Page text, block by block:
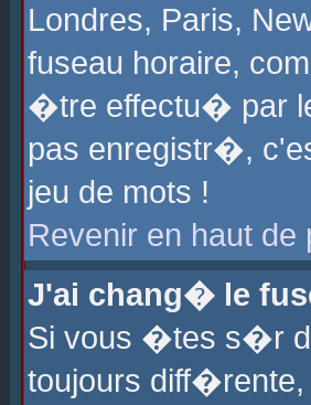
Londres, Paris,
fuseau horaire,
�tre effectu� par
pas enregistr�,
jeu de mots !
Revenir en haut de
J'ai chang� le
Si vous �tes s�r
toujours